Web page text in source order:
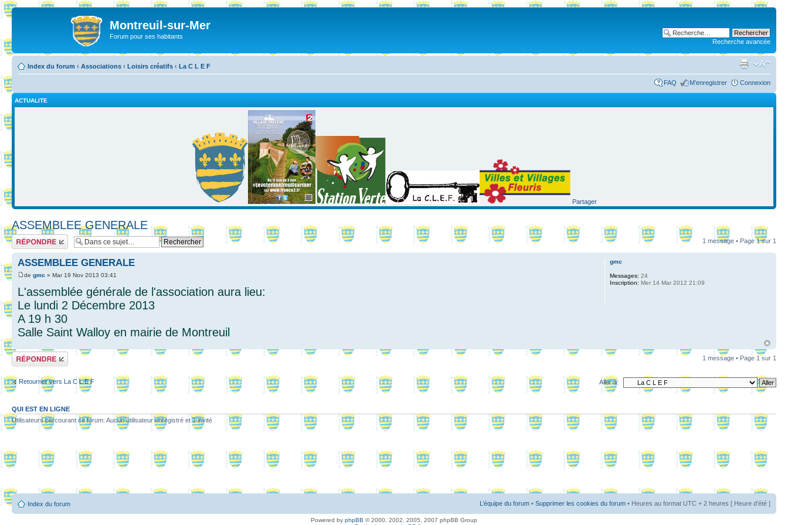
Montreuil-sur-Mer
Forum pour ses habitants
Recherche avancée
Index du forum ‹ Associations ‹ Loisirs créatifs ‹ La C L E F
FAQ M’enregistrer Connexion
ACTUALITE
Partager
ASSEMBLEE GENERALE
Répondre 1 message • Page1sur 1
ASSEMBLEE GENERALE
de gmc » Mar 19 Nov 2013 03:41
L'assemblée générale de l'association aura lieu:
Le lundi 2 Décembre 2013
A 19 h 30
Salle Saint Walloy en mairie de Montreuil
gmc
Messages: 24
Inscription: Mer 14 Mar 2012 21:09
Répondre 1 message • Page 1sur 1
Retourner vers La C L E F Aller à:
QUI EST EN LIGNE
Utilisateurs parcourant ce forum: Aucun utilisateur enregistré et 1 invité
Index du forum L’équipe du forum • Supprimer les cookies du forum • Heures au format UTC + 2 heures [ Heure d’été ]
Powered by phpBB © 2000, 2002, 2005, 2007 phpBB Group